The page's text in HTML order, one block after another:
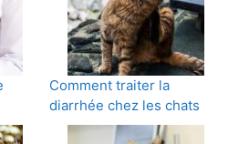
Comment traiter la
diarrhée chez les chats